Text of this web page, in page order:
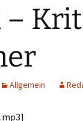
–
Allgemein